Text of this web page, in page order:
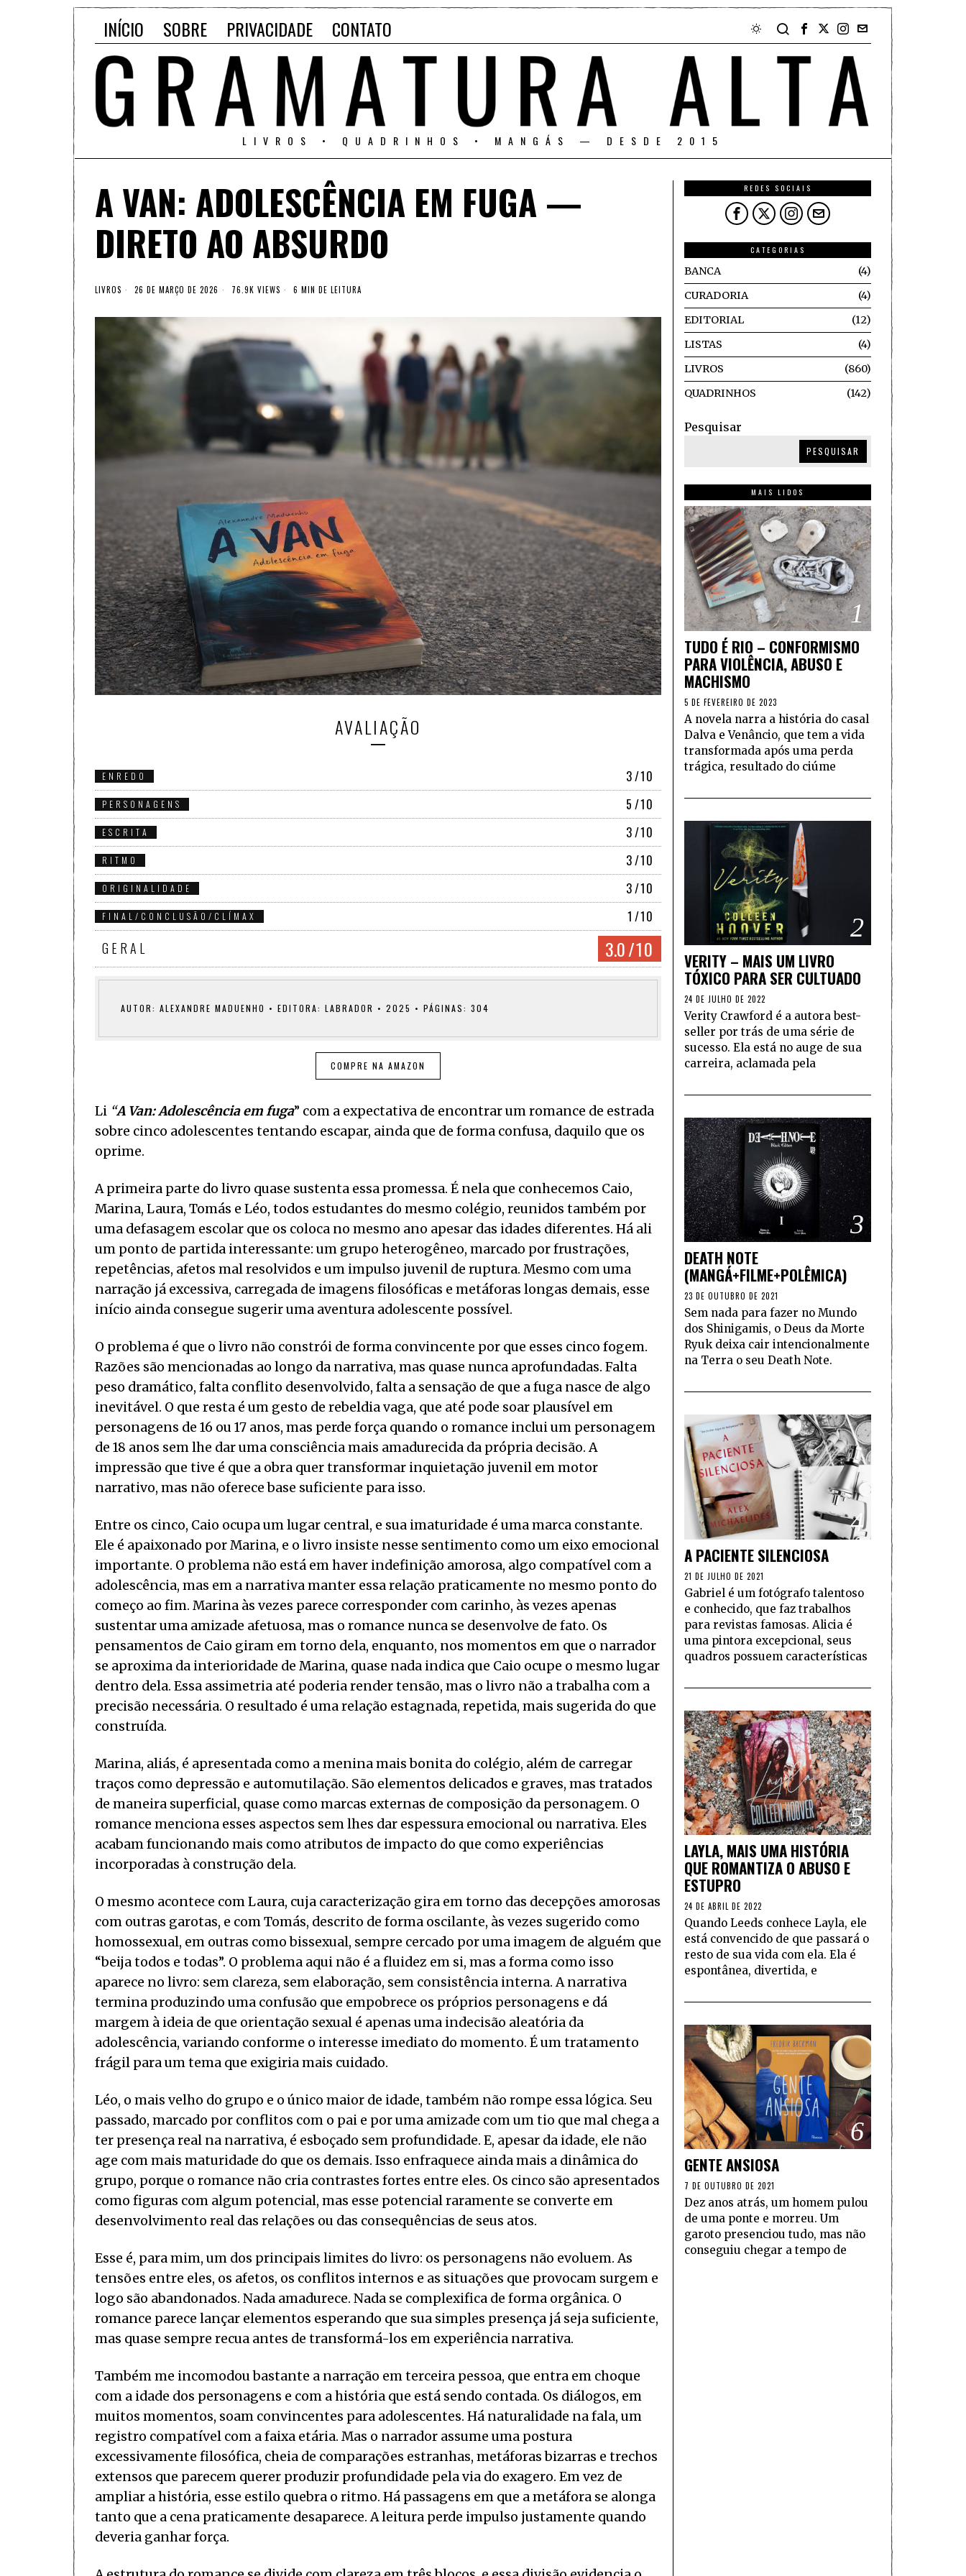
INÍCIO SOBRE PRIVACIDADE CONTATO
LIVROS • QUADRINHOS • MANGÁS — DESDE 2015
A VAN: ADOLESCÊNCIA EM FUGA —
DIRETO AO ABSURDO
LIVROS 26 DE MARÇO DE 2026 76.9K VIEWS 6 MIN DE LEITURA
AVALIAÇÃO
ENREDO 3/10
PERSONAGENS 5 /10
ESCRITA 3/10
RITMO 3/10
ORIGINALIDADE 3/10
FINAL/CONCLUSÃO/CLÍMAX 1 /10
GERAL 3.0/10
AUTOR: ALEXANDRE MADUENHO • EDITORA: LABRADOR • 2025 • PÁGINAS: 304
COMPRE NA AMAZON
Li “A Van: Adolescência em fuga” com a expectativa de encontrar um romance de estrada
sobre cinco adolescentes tentando escapar, ainda que de forma confusa, daquilo que os
oprime.
A primeira parte do livro quase sustenta essa promessa. É nela que conhecemos Caio,
Marina, Laura, Tomás e Léo, todos estudantes do mesmo colégio, reunidos também por
uma defasagem escolar que os coloca no mesmo ano apesar das idades diferentes. Há ali
um ponto de partida interessante: um grupo heterogêneo, marcado por frustrações,
repetências, afetos mal resolvidos e um impulso juvenil de ruptura. Mesmo com uma
narração já excessiva, carregada de imagens filosóficas e metáforas longas demais, esse
início ainda consegue sugerir uma aventura adolescente possível.
O problema é que o livro não constrói de forma convincente por que esses cinco fogem.
Razões são mencionadas ao longo da narrativa, mas quase nunca aprofundadas. Falta
peso dramático, falta conflito desenvolvido, falta a sensação de que a fuga nasce de algo
inevitável. O que resta é um gesto de rebeldia vaga, que até pode soar plausível em
personagens de 16 ou 17 anos, mas perde força quando o romance inclui um personagem
de 18 anos sem lhe dar uma consciência mais amadurecida da própria decisão. A
impressão que tive é que a obra quer transformar inquietação juvenil em motor
narrativo, mas não oferece base suficiente para isso.
Entre os cinco, Caio ocupa um lugar central, e sua imaturidade é uma marca constante.
Ele é apaixonado por Marina, e o livro insiste nesse sentimento como um eixo emocional
importante. O problema não está em haver indefinição amorosa, algo compatível com a
adolescência, mas em a narrativa manter essa relação praticamente no mesmo ponto do
começo ao fim. Marina às vezes parece corresponder com carinho, às vezes apenas
sustentar uma amizade afetuosa, mas o romance nunca se desenvolve de fato. Os
pensamentos de Caio giram em torno dela, enquanto, nos momentos em que o narrador
se aproxima da interioridade de Marina, quase nada indica que Caio ocupe o mesmo lugar
dentro dela. Essa assimetria até poderia render tensão, mas o livro não a trabalha com a
precisão necessária. O resultado é uma relação estagnada, repetida, mais sugerida do que
construída.
Marina, aliás, é apresentada como a menina mais bonita do colégio, além de carregar
traços como depressão e automutilação. São elementos delicados e graves, mas tratados
de maneira superficial, quase como marcas externas de composição da personagem. O
romance menciona esses aspectos sem lhes dar espessura emocional ou narrativa. Eles
acabam funcionando mais como atributos de impacto do que como experiências
incorporadas à construção dela.
O mesmo acontece com Laura, cuja caracterização gira em torno das decepções amorosas
com outras garotas, e com Tomás, descrito de forma oscilante, às vezes sugerido como
homossexual, em outras como bissexual, sempre cercado por uma imagem de alguém que
“beija todos e todas”. O problema aqui não é a fluidez em si, mas a forma como isso
aparece no livro: sem clareza, sem elaboração, sem consistência interna. A narrativa
termina produzindo uma confusão que empobrece os próprios personagens e dá
margem à ideia de que orientação sexual é apenas uma indecisão aleatória da
adolescência, variando conforme o interesse imediato do momento. É um tratamento
frágil para um tema que exigiria mais cuidado.
Léo, o mais velho do grupo e o único maior de idade, também não rompe essa lógica. Seu
passado, marcado por conflitos com o pai e por uma amizade com um tio que mal chega a
ter presença real na narrativa, é esboçado sem profundidade. E, apesar da idade, ele não
age com mais maturidade do que os demais. Isso enfraquece ainda mais a dinâmica do
grupo, porque o romance não cria contrastes fortes entre eles. Os cinco são apresentados
como figuras com algum potencial, mas esse potencial raramente se converte em
desenvolvimento real das relações ou das consequências de seus atos.
Esse é, para mim, um dos principais limites do livro: os personagens não evoluem. As
tensões entre eles, os afetos, os conflitos internos e as situações que provocam surgem e
logo são abandonados. Nada amadurece. Nada se complexifica de forma orgânica. O
romance parece lançar elementos esperando que sua simples presença já seja suficiente,
mas quase sempre recua antes de transformá-los em experiência narrativa.
Também me incomodou bastante a narração em terceira pessoa, que entra em choque
com a idade dos personagens e com a história que está sendo contada. Os diálogos, em
muitos momentos, soam convincentes para adolescentes. Há naturalidade na fala, um
registro compatível com a faixa etária. Mas o narrador assume uma postura
excessivamente filosófica, cheia de comparações estranhas, metáforas bizarras e trechos
extensos que parecem querer produzir profundidade pela via do exagero. Em vez de
ampliar a história, esse estilo quebra o ritmo. Há passagens em que a metáfora se alonga
tanto que a cena praticamente desaparece. A leitura perde impulso justamente quando
deveria ganhar força.
REDES SOCIAIS
CATEGORIAS
BANCA
4
CURADORIA
4
EDITORIAL
12
LISTAS
4
LIVROS
860
QUADRINHOS
142
Pesquisar
PESQUISAR
MAIS LIDOS
1
TUDO É RIO – CONFORMISMO
PARA VIOLÊNCIA, ABUSO E
MACHISMO
5 DE FEVEREIRO DE 2023
A novela narra a história do casal
Dalva e Venâncio, que tem a vida
transformada após uma perda
trágica, resultado do ciúme
2
VERITY – MAIS UM LIVRO
TÓXICO PARA SER CULTUADO
24 DE JULHO DE 2022
Verity Crawford é a autora best-
seller por trás de uma série de
sucesso. Ela está no auge de sua
carreira, aclamada pela
3
DEATH NOTE
(MANGÁ+FILME+POLÊMICA)
23 DE OUTUBRO DE 2021
Sem nada para fazer no Mundo
dos Shinigamis, o Deus da Morte
Ryuk deixa cair intencionalmente
na Terra o seu Death Note.
4
A PACIENTE SILENCIOSA
21 DE JULHO DE 2021
Gabriel é um fotógrafo talentoso
e conhecido, que faz trabalhos
para revistas famosas. Alicia é
uma pintora excepcional, seus
quadros possuem características
5
LAYLA, MAIS UMA HISTÓRIA
QUE ROMANTIZA O ABUSO E
ESTUPRO
24 DE ABRIL DE 2022
Quando Leeds conhece Layla, ele
está convencido de que passará o
resto de sua vida com ela. Ela é
espontânea, divertida, e
6
GENTE ANSIOSA
7 DE OUTUBRO DE 2021
Dez anos atrás, um homem pulou
de uma ponte e morreu. Um
garoto presenciou tudo, mas não
conseguiu chegar a tempo de